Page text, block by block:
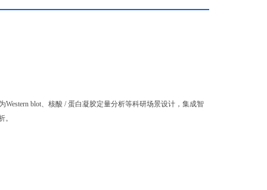
blot、核酸 / 蛋白凝胶定量分析等科研场景设计，集成智
。